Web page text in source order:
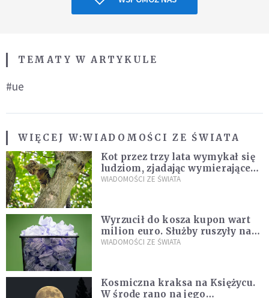
TEMATY W ARTYKULE
#ue
WIĘCEJ W:WIADOMOŚCI ZE ŚWIATA
Kot przez trzy lata wymykał się
ludziom, zjadając wymierające
kaczki. W końcu popełnił
WIADOMOŚCI ZE ŚWIATA
Wyrzucił do kosza kupon wart
milion euro. Służby ruszyły na
poszukiwania
WIADOMOŚCI ZE ŚWIATA
Kosmiczna kraksa na Księżycu.
W środę rano na jego